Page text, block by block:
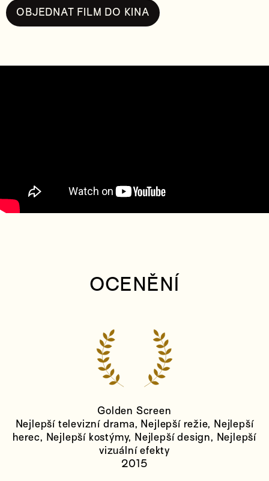
OBJEDNAT FILM DO KINA
OCENĚNÍ
Golden Screen
Nejlepší televizní drama, Nejlepší režie, Nejlepší
herec, Nejlepší kostýmy, Nejlepší design, Nejlepší
vizuální efekty
2015